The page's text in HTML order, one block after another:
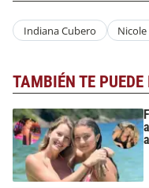
Indiana Cubero
TAMBIÉN TE PUEDE